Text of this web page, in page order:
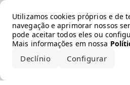
Utilizamos cookies próprios e de
navegação e aprimorar nossos
pode aceitar todos eles ou
Mais informações em nossa
Declínio Configurar
Error